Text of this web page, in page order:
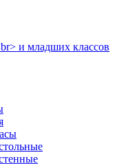
и младших классов